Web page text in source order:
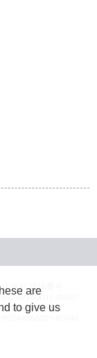
JASRAC許諾番号：
9024936001Y45037
JASRAC許諾番号：
are
to give us